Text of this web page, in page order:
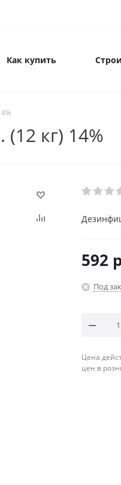
Как купить
кг) 14%
592
Под
Цена
цен в